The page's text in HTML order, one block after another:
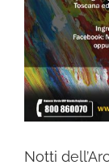
Notti